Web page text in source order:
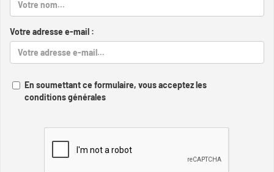
Votre adresse e-mail :
En soumettant ce formulaire, vous acceptez les
conditions générales